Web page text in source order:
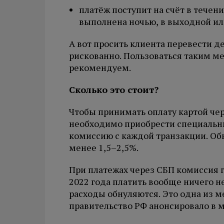
платёж поступит на счёт в
выполнена ночью, в выходной
А вот просить клиента перевести
рискованно. Пользоваться таким
рекомендуем.
Сколько это стоит?
Чтобы принимать оплату картой
необходимо приобрести
комиссию с каждой транзакции.
менее 1,5–2,5%.
При платежах через СБП комиссия
2022 года платить вообще ничего
расходы обнуляются. Это одна из
правительство РФ анонсировало в